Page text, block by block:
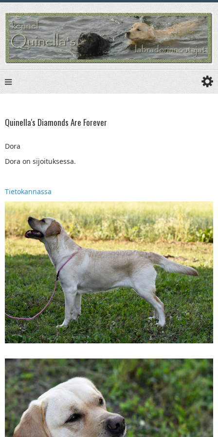
Quinella's Diamonds Are Forever
Dora
Dora on sijoituksessa.
Tietokannassa